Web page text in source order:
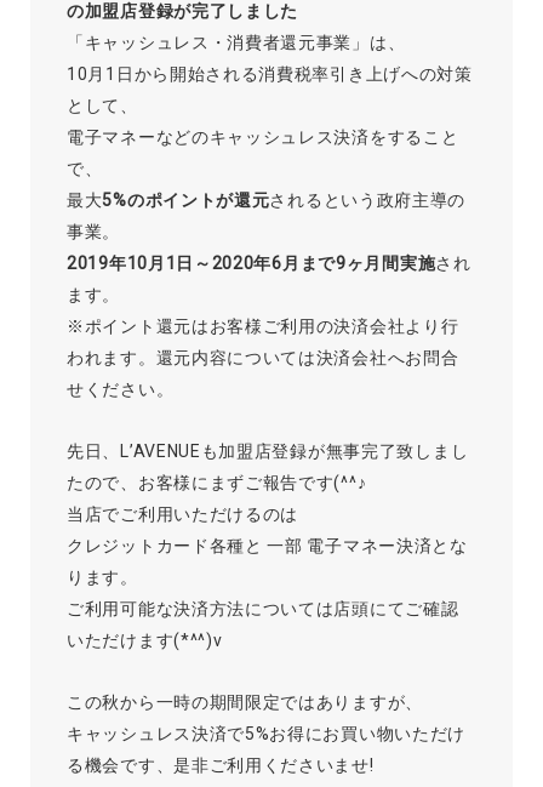
の加盟店登録が完了しました
「キャッシュレス・消費者還元事業」は、
10月1日から開始される消費税率引き上げへの対策
として、
電子マネーなどのキャッシュレス決済をすること
で、
最大5%のポイントが還元されるという政府主導の
事業。
2019年10月1日～2020年6月まで9ヶ月間実施され
ます。
※ポイント還元はお客様ご利用の決済会社より行
われます。還元内容については決済会社へお問合
せください。
先日、L’AVENUEも加盟店登録が無事完了致しまし
たので、お客様にまずご報告です(^^♪
当店でご利用いただけるのは
クレジットカード各種と 一部 電子マネー決済とな
ります。
ご利用可能な決済方法については店頭にてご確認
いただけます(*^^)v
この秋から一時の期間限定ではありますが、
キャッシュレス決済で5%お得にお買い物いただけ
る機会です、是非ご利用くださいませ!